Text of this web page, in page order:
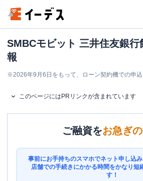
SMBCモビット 三井住友銀行
報
※2026年9月6日をもって、ローン契約機での申込
このページにはPRリンクが含まれています
ご融資をお急ぎ
事前にお手持ちのスマホでネット申し込み
店舗での手続きにかかる時間をかなり短
す！